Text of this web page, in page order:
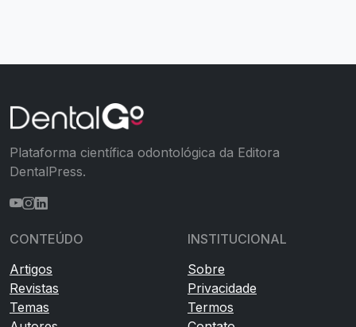
Plataforma científica odontológica da Editora
DentalPress.
CONTEÚDO
Artigos
Revistas
Temas
INSTITUCIONAL
Sobre
Privacidade
Termos